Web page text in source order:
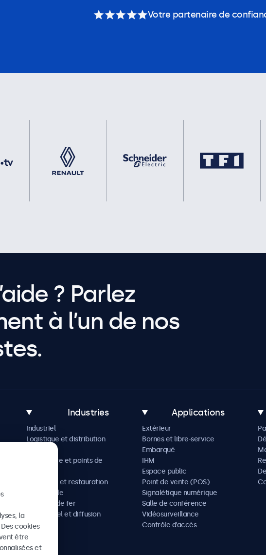
Votre partenaire de
? Parlez
à l’un de nos
Industries
Industriel
Logistique et distribution
Commerce et points de
Hôtellerie et restauration
Automobile
Chemins de fer
Audiovisuel et diffusion
Santé
Applications
Extérieur
Bornes et libre-service
Embarqué
IHM
Espace public
Point de vente (POS)
Signalétique numérique
Salle de conférence
Vidéosurveillance
Contrôle d’accès
la
cookies
être
et